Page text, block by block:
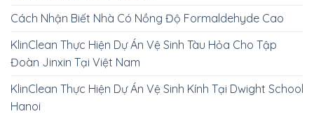
Cách Nhận Biết Nhà Có Nồng Độ Formaldehyde Cao
KlinClean Thực Hiện Dự Án Vệ Sinh Tàu Hỏa Cho Tập
Đoàn Jinxin Tại Việt Nam
KlinClean Thực Hiện Dự Án Vệ Sinh Kính Tại Dwight School
Hanoi